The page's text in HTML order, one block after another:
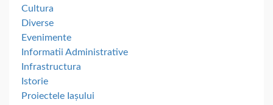
Cultura
Diverse
Evenimente
Informatii Administrative
Infrastructura
Istorie
Proiectele Iașului